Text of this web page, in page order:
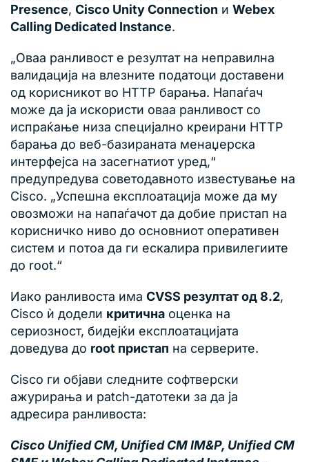
Presence, Cisco Unity Connection и Webex
Calling Dedicated Instance.
„Оваа ранливост е резултат на неправилна
валидација на влезните податоци доставени
од корисникот во HTTP барања. Напаѓач
може да ја искористи оваа ранливост со
испраќање низа специјално креирани HTTP
барања до веб-базираната менаџерска
интерфејсa на засегнатиот уред,“
предупредува советодавното известување на
Cisco. „Успешна експлоатација може да му
овозможи на напаѓачот да добие пристап на
корисничко ниво до основниот оперативен
систем и потоа да ги ескалира привилегиите
до root.“
Иако ранливоста има CVSS резултат од 8.2,
Cisco ѝ додели критична оценка на
сериозност, бидејќи експлоатацијата
доведува до root пристап на серверите.
Cisco ги објави следните софтверски
ажурирања и patch-датотеки за да ја
адресира ранливоста:
Cisco Unified CM, Unified CM IM&P, Unified CM